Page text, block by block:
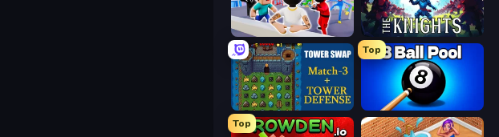
War the Knights
Tower Swap
Top
Top